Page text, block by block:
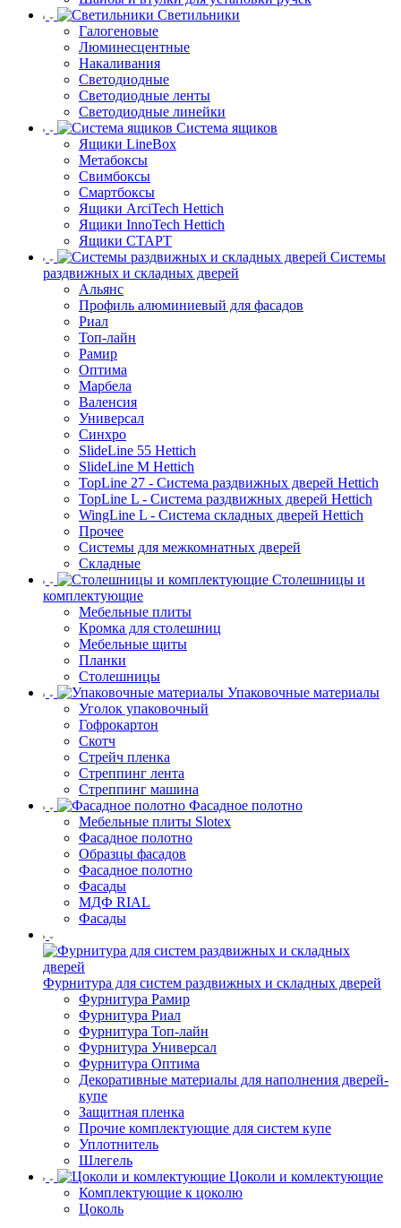
Светильники
Галогеновые
Люминесцентные
Накаливания
Светодиодные
Светодиодные ленты
Светодиодные линейки
Система ящиков
Ящики LineBox
Метабоксы
Свимбоксы
Смартбоксы
Ящики ArciTech Hettich
Ящики InnoTech Hettich
Ящики СТАРТ
Системы
раздвижных и складных дверей
Альянс
Профиль алюминиевый для фасадов
Риал
Топ-лайн
Рамир
Оптима
Марбела
Валенсия
Универсал
Синхро
SlideLine 55 Hettich
SlideLine M Hettich
TopLine 27 - Система раздвижных дверей Hettich
TopLine L - Система раздвижных дверей Hettich
WingLine L - Система складных дверей Hettich
Прочее
Системы для межкомнатных дверей
Складные
Столешницы и
комплектующие
Мебельные плиты
Кромка для столешниц
Мебельные щиты
Планки
Столешницы
Упаковочные материалы
Уголок упаковочный
Гофрокартон
Скотч
Стрейч пленка
Стреппинг лента
Стреппинг машина
Фасадное полотно
Мебельные плиты Slotex
Фасадное полотно
Образцы фасадов
Фасадное полотно
Фасады
МДФ RIAL
Фасады
Фурнитура для систем раздвижных и складных дверей
Фурнитура Рамир
Фурнитура Риал
Фурнитура Топ-лайн
Фурнитура Универсал
Фурнитура Оптима
Декоративные материалы для наполнения дверей-
купе
Защитная пленка
Прочие комплектующие для систем купе
Уплотнитель
Шлегель
Цоколи и комлектующие
Комплектующие к цоколю
Цоколь